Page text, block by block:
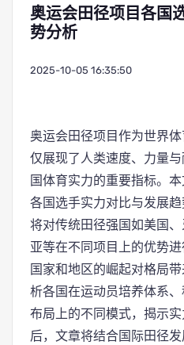
奥运会田径项目各国
势分析
2025-10-05 16:35:50
奥运会田径项目作为世界
仅展现了人类速度、力量
国体育实力的重要指标。
各国选手实力对比与发展趋
将对传统田径强国如美国
亚等在不同项目上的优势
国家和地区的崛起对格局
析各国在运动员培养体系
布局上的不同模式，揭示
后，文章将结合国际田径